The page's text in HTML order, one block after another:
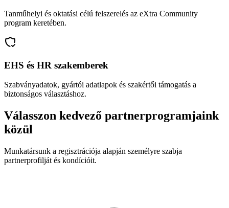
Tanműhelyi és oktatási célú felszerelés az eXtra Community
program keretében.
EHS és HR szakemberek
Szabványadatok, gyártói adatlapok és szakértői támogatás a
biztonságos választáshoz.
Válasszon kedvező partnerprogramjaink
közül
Munkatársunk a regisztrációja alapján személyre szabja
partnerprofilját és kondícióit.